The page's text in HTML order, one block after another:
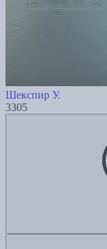
Шекспир У.
3305